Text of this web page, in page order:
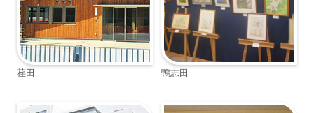
荏田 鴨志田